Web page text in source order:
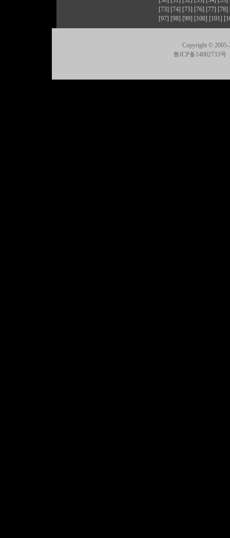
[73] [74] [75] [76] [77] [78]
[97] [98] [99] [100] [101]
Copyright © 2005-
鲁ICP备14002733号